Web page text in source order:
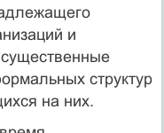
и
структур
на них.